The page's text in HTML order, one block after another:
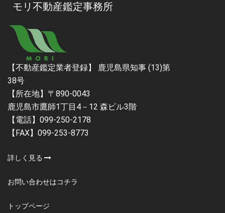
モリ不動産鑑定事務所
【不動産鑑定業者登録】 鹿児島県知事 (13)第
38号
【所在地】〒890-0043
鹿児島市鷹師1丁目4－12 森ビル3階
【電話】099-250-2178
【FAX】099-253-8773
詳しく見る
お問い合わせはコチラ
トップページ